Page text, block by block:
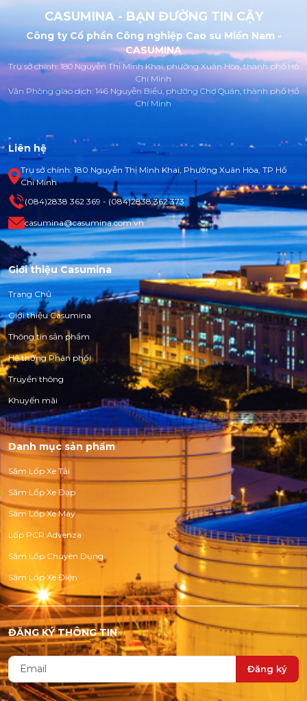
CASUMINA - BẠN ĐƯỜNG TIN CẬY
Công ty Cổ phần Công nghiệp Cao su Miền Nam -
CASUMINA
Trụ sở chính: 180 Nguyễn Thị Minh Khai, phường Xuân Hòa, thành phố Hồ
Chí Minh
Văn Phòng giao dịch: 146 Nguyễn Biểu, phường Chợ Quán, thành phố Hồ
Chí Minh
Liên hệ
Trụ sở chính: 180 Nguyễn Thị Minh Khai, Phường Xuân Hòa, TP Hồ
Chí Minh
(084)2838 362 369 - (084)2838 362 373
casumina@casumina.com.vn
Giới thiệu Casumina
Trang Chủ
Giới thiệu Casumina
Thông tin sản phẩm
Hệ thống Phân phối
Truyền thông
Khuyến mãi
Danh mục sản phẩm
Săm Lốp Xe Tải
Săm Lốp Xe Đạp
Săm Lốp Xe Máy
Lốp PCR Advenza
Săm Lốp Chuyên Dụng
Săm Lốp Xe Điện
ĐĂNG KÝ THÔNG TIN
Đăng ký